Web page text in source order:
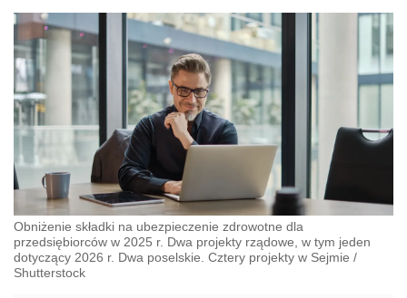
Obniżenie składki na ubezpieczenie zdrowotne dla
przedsiębiorców w 2025 r. Dwa projekty rządowe, w tym jeden
dotyczący 2026 r. Dwa poselskie. Cztery projekty w Sejmie /
Shutterstock